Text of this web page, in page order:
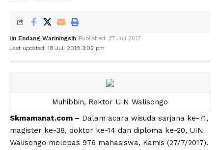
Last updated: 18 Juli 2018 3:02 pm
Iin Endang Wariningsih Published: 27 Juli 2017
Muhibbin, Rektor UIN Walisongo
Skmamanat.com – Dalam acara wisuda sarjana ke-71,
magister ke-38, doktor ke-14 dan diploma ke-20, UIN
Walisongo melepas 976 mahasiswa, Kamis (27/7/2017).